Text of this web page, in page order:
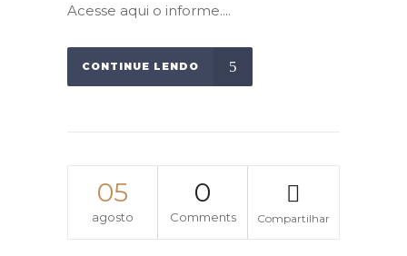
Acesse aqui o informe....
CONTINUE LENDO
05
agosto
0
Comments Compartilhar